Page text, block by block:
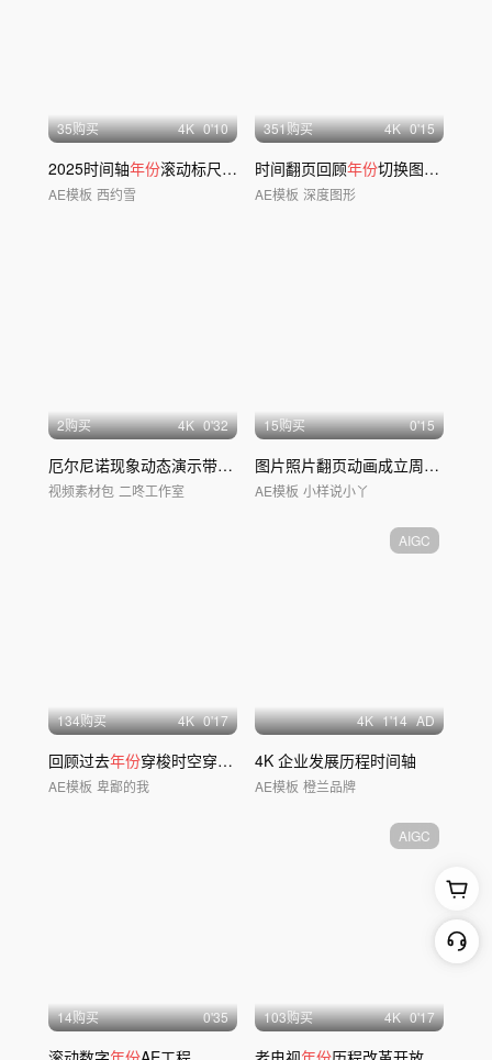
35购买 4K 0'10
2025时间轴年份滚动标尺AE模板
AE模板 西约雪
351购买 4K 0'15
时间翻页回顾年份切换图片快闪片头
AE模板 深度图形
2购买 4K 0'32
厄尔尼诺现象动态演示带通道动画
视频素材包 二咚工作室
15购买 0'15
图片照片翻页动画成立周
年
AE模板 小样说小丫
134购买 4K 0'17
回顾过去年份穿梭时空穿梭粒子穿梭光线
AE模板 卑鄙的我
AIGC
4K 1'14 AD
4K 企业发展历程时间轴
AE模板 橙兰品牌
14购买 0'35
AIGC
103购买 4K 0'17